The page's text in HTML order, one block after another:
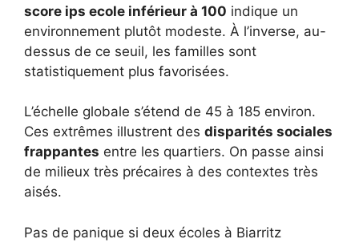
score ips ecole inférieur à 100 indique un
environnement plutôt modeste. À l’inverse, au-
dessus de ce seuil, les familles sont
statistiquement plus favorisées.
L’échelle globale s’étend de 45 à 185 environ.
Ces extrêmes illustrent des disparités sociales
frappantes entre les quartiers. On passe ainsi
de milieux très précaires à des contextes très
aisés.
Pas de panique si deux écoles à Biarritz